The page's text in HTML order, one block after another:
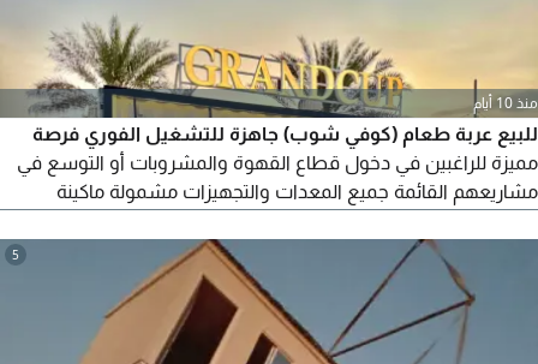
منذ 10 أيام
للبيع عربة طعام (كوفي شوب) جاهزة للتشغيل الفوري فرصة
مميزة للراغبين في دخول قطاع القهوة والمشروبات أو التوسع في
مشاريعهم القائمة جميع المعدات والتجهيزات مشمولة ماكينة
مجهزة جاهزة للعمل مباشرة دون الحاجة لأي تجهيزات اضافية
مناسبة للفعاليات والمواقع التجارية والمهرجانات بحالة ممتازة الموقع
الوثبة - السعر 85 ألف قابل للتفاوض) رقم
5